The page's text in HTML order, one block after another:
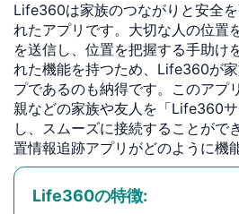
Life360は家族のつながりと安全
れたアプリです。大切な人の位置
を送信し、位置を把握する手助け
れた機能を持つため、Life360が
プであるのも納得です。このアプ
親などの家族や友人を「Life360
し、スムーズに接続することがで
置情報追跡アプリがどのように機
Life360の特徴: